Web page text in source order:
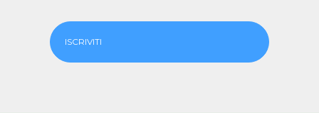
ISCRIVITI